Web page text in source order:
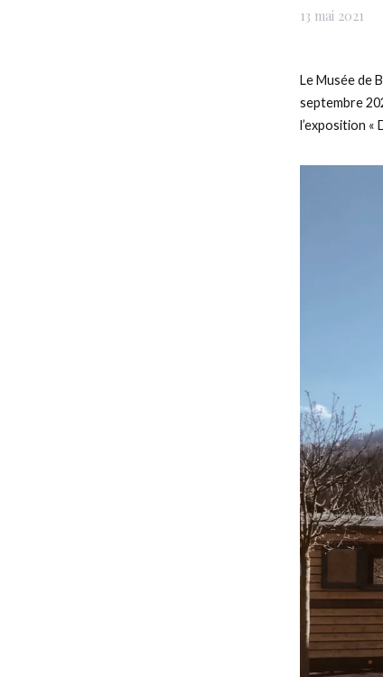
13 mai 2021
Le Musée de
septembre
l’exposition «